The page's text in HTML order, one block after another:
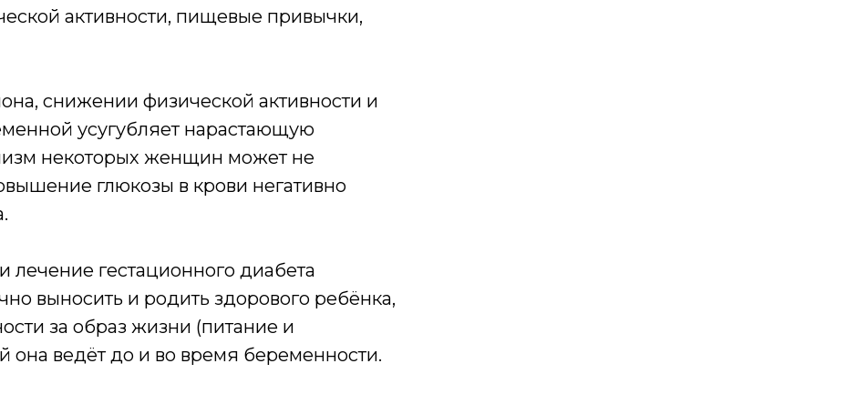
активности, пищевые привычки,
снижении физической активности и
усугубляет нарастающую
некоторых женщин может не
глюкозы в крови негативно
лечение гестационного диабета
выносить и родить здорового ребёнка,
за образ жизни (питание и
она ведёт до и во время беременности.